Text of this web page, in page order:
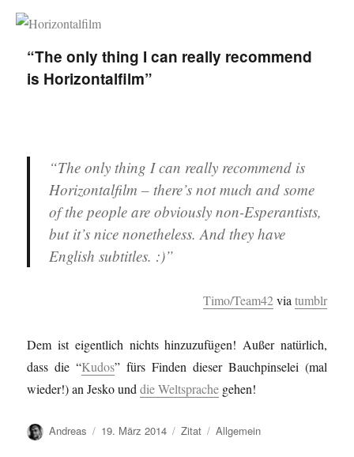
Horizontalfilm
“The only thing I can really recommend
is Horizontalfilm”
“The only thing I can really recommend is
Horizontalfilm – there’s not much and some
of the people are obviously non-Esperantists,
but it’s nice nonetheless. And they have
English subtitles. :)”
Timo/Team42viatumblr
Dem ist eigentlich nichts hinzuzufügen! Außer natürlich,
dass die “Kudos” fürs Finden dieser Bauchpinselei (mal
wieder!) an Jesko unddie Weltsprache gehen!
Autor
Andreas
Veröffentlicht
19. März 2014 Format
Zitat Kategorien
Allgemein